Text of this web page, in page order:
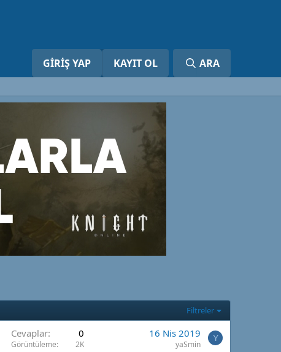
GIRIŞ YAP KAYIT OL ARA
Filtreler
Cevaplar 0
Görüntüleme 2K
16 Nis 2019
yaSmin
Y